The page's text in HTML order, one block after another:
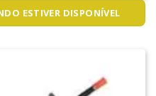
ESTIVER DISPONÍVEL